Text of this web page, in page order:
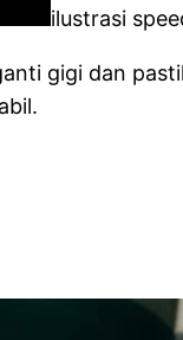
ilustrasi
gigi dan